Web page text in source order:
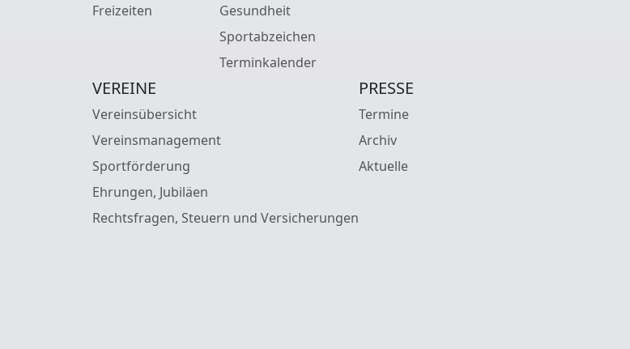
Freizeiten
Gesundheit
Sportabzeichen
Terminkalender
VEREINE
Vereinsübersicht
Vereinsmanagement
Sportförderung
Ehrungen, Jubiläen
Rechtsfragen, Steuern und Versicherungen
PRESSE
Termine
Archiv
Aktuelle